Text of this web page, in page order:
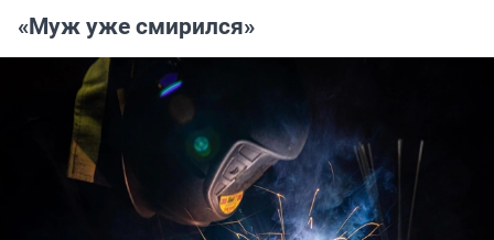
«Муж уже смирился»